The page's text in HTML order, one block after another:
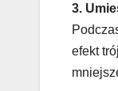
3.
efekt